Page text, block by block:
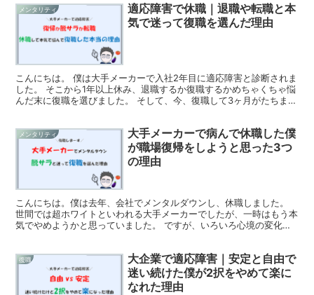
メンタリティ
適応障害で休職｜退職や転職と本
気で迷って復職を選んだ理由
こんにちは。 僕は大手メーカーで入社2年目に適応障害と診断されま
した。 そこから1年以上休み、退職するか復職するかめちゃくちゃ悩
んだ末に復職を選びました。 そして、今、復職して3ヶ月がたちます
メンタリティ
大手メーカーで病んで休職した僕
が職場復帰をしようと思った3つ
の理由
こんにちは。僕は去年、会社でメンタルダウンし、休職しました。
世間では超ホワイトといわれる大手メーカーでしたが、一時はもう本
気でやめようかと思っていました。 ですが、いろいろ心境の変化も
復職
大企業で適応障害｜安定と自由で
迷い続けた僕が2択をやめて楽に
なれた理由